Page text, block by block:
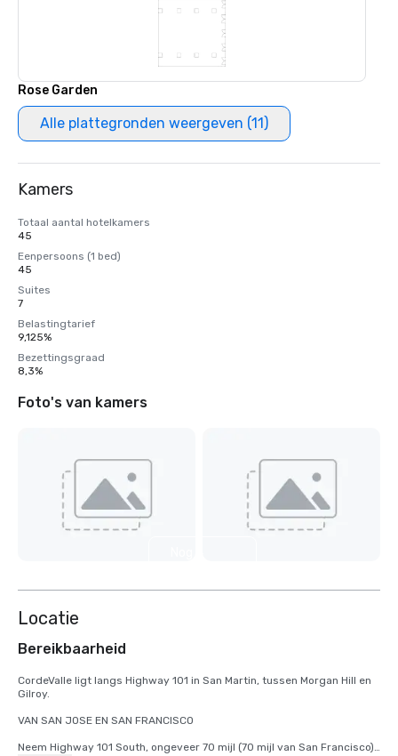
Rose Garden
Alle plattegronden weergeven (11)
Kamers
Totaal aantal hotelkamers
45
Eenpersoons (1 bed)
45
Suites
7
Belastingtarief
9,125%
Bezettingsgraad
8,3%
Foto's van kamers
Locatie
Bereikbaarheid
CordeValle ligt langs Highway 101 in San Martin, tussen Morgan Hill en
Gilroy.
VAN SAN JOSE EN SAN FRANCISCO
Neem Highway 101 South, ongeveer 70 mijl (70 mijl van San Francisco)